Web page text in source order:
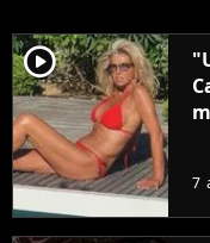
player2
7